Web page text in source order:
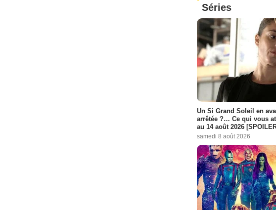
Séries
Un Si Grand Soleil en
arrêtée ?… Ce qui vous
au 14 août 2026
samedi 8 août 2026